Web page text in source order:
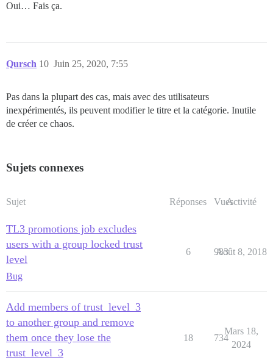
Oui… Fais ça.
Qursch Juin 25, 2020, 7:55
10
Pas dans la plupart des cas, mais avec des utilisateurs
inexpérimentés, ils peuvent modifier le titre et la catégorie. Inutile
de créer ce chaos.
Sujets connexes
Sujet Réponses VuesActivité
TL3 promotions job excludes
users with a group locked trust
level
Bug
6 983
Août 8, 2018
Add members of trust_level_3
to another group and remove
them once they lose the
trust_level_3
18 734
Mars 18,
2024